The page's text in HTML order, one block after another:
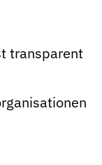
transparent